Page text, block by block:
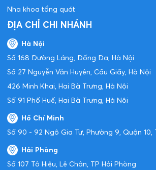
Nha khoa tổng quát
ĐỊA CHỈ CHI NHÁNH
Hà Nội
Số 168 Đường Láng, Đống Đa, Hà Nội
Số 27 Nguyễn Văn Huyên, Cầu Giấy, Hà Nội
426 Minh Khai, Hai Bà Trưng, Hà Nội
Số 91 Phố Huế, Hai Bà Trưng, Hà Nội
Hồ Chí Minh
Số 90 - 92 Ngô Gia Tự, Phường 9, Quận 10,
Hải Phòng
Số 107 Tô Hiệu, Lê Chân, TP Hải Phòng